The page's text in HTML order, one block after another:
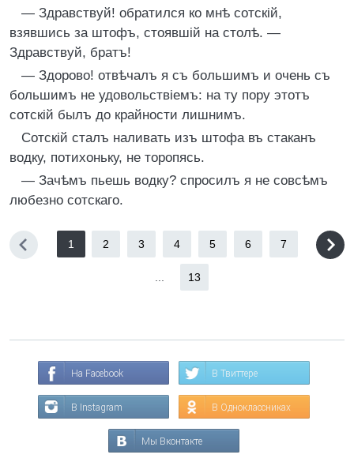
— Здравствуй! обратился ко мнѣ сотскій,
взявшись за штофъ, стоявшій на столѣ. —
Здравствуй, братъ!
— Здорово! отвѣчалъ я съ большимъ и очень съ
большимъ не удовольствіемъ: на ту пору этотъ
сотскій былъ до крайности лишнимъ.
Сотскій сталъ наливать изъ штофа въ стаканъ
водку, потихоньку, не торопясь.
— Зачѣмъ пьешь водку? спросилъ я не совсѣмъ
любезно сотскаго.
1 2 3 4 5 6 7
13
На Facebook В Твиттере
В Instagram В Одноклассниках
Мы Вконтакте